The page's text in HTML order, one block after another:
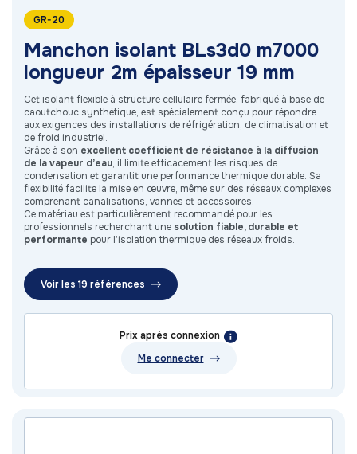
GR-20
Manchon isolant BLs3d0 m7000
longueur 2m épaisseur 19 mm
Cet isolant flexible à structure cellulaire fermée, fabriqué à base de
caoutchouc synthétique, est spécialement conçu pour répondre
aux exigences des installations de réfrigération, de climatisation et
de froid industriel.
Grâce à son excellent coefficient de résistance à la diffusion
de la vapeur d’eau, il limite efficacement les risques de
condensation et garantit une performance thermique durable. Sa
flexibilité facilite la mise en œuvre, même sur des réseaux complexes
comprenant canalisations, vannes et accessoires.
Ce matériau est particulièrement recommandé pour les
professionnels recherchant une solution fiable, durable et
performante pour l’isolation thermique des réseaux froids.
Voir les 19 références
Prix après connexion
Me connecter